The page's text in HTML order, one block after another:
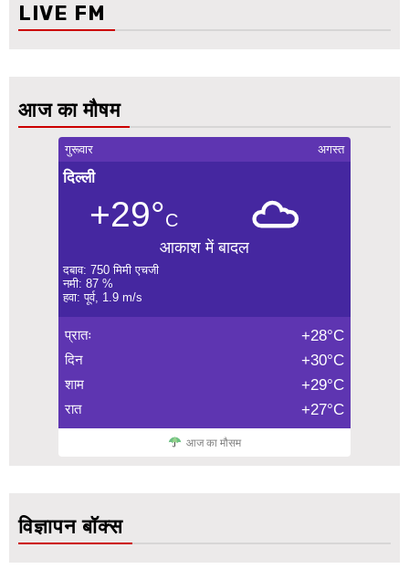
LIVE FM
आज का मौषम
गुरूवार अगस्त
दिल्ली
+29°C
आकाश में बादल
दबाव: 750 मिमी एचजी
नमी: 87 %
हवा: पूर्व, 1.9 m/s
प्रातः +28°C
दिन +30°C
शाम +29°C
रात +27°C
आज का मौसम
विज्ञापन बॉक्स